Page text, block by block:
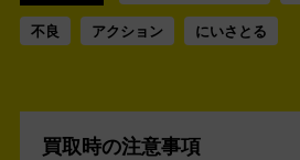
不良 アクション にいさとる
買取時の注意事項